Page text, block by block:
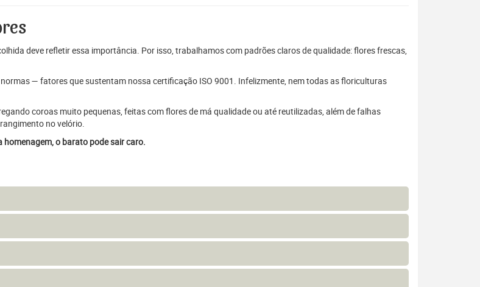
deve refletir essa importância. Por isso, trabalhamos com padrões claros de qualidade: flores frescas,
— fatores que sustentam nossa certificação ISO 9001. Infelizmente, nem todas as floriculturas
coroas muito pequenas, feitas com flores de má qualidade ou até reutilizadas, além de falhas
no velório.
o barato pode sair caro.